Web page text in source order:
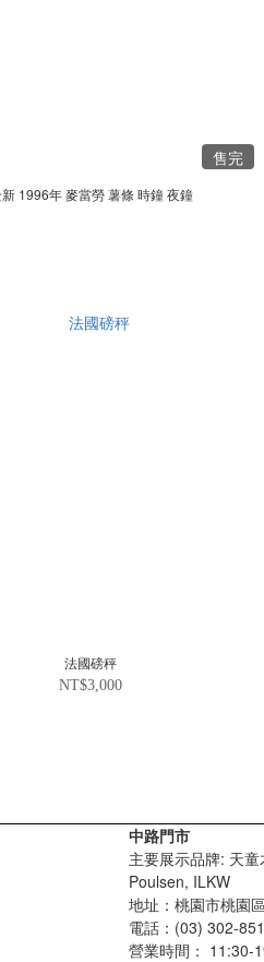
售完
1996年 麥當勞 薯條 時鐘 夜鐘
法國磅秤
NT$3,000
中路門市
主要展示品牌: 天
Poulsen, ILKW
地址：桃園市桃園
電話：(03) 302-
營業時間： 11:30-